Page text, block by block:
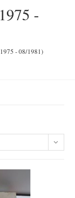
-
- 08/1981)